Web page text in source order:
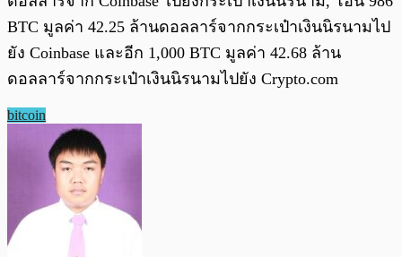
BTC มูลค่า 42.25 ล้านดอลลาร์จากกระเป๋าเงินนิรนามไป
ยัง Coinbase และอีก 1,000 BTC มูลค่า 42.68 ล้าน
ดอลลาร์จากกระเป๋าเงินนิรนามไปยัง Crypto.com
bitcoin